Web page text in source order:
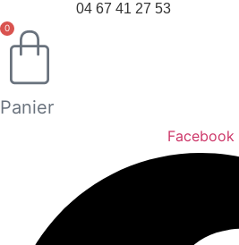
04 67 41 27 53
0
Panier
Facebook